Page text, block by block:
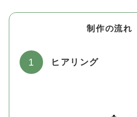
制作の流れ
ヒアリング